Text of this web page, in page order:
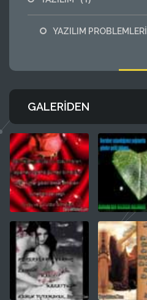
YAZILIM PROBLEMLERİ
GALERIDEN